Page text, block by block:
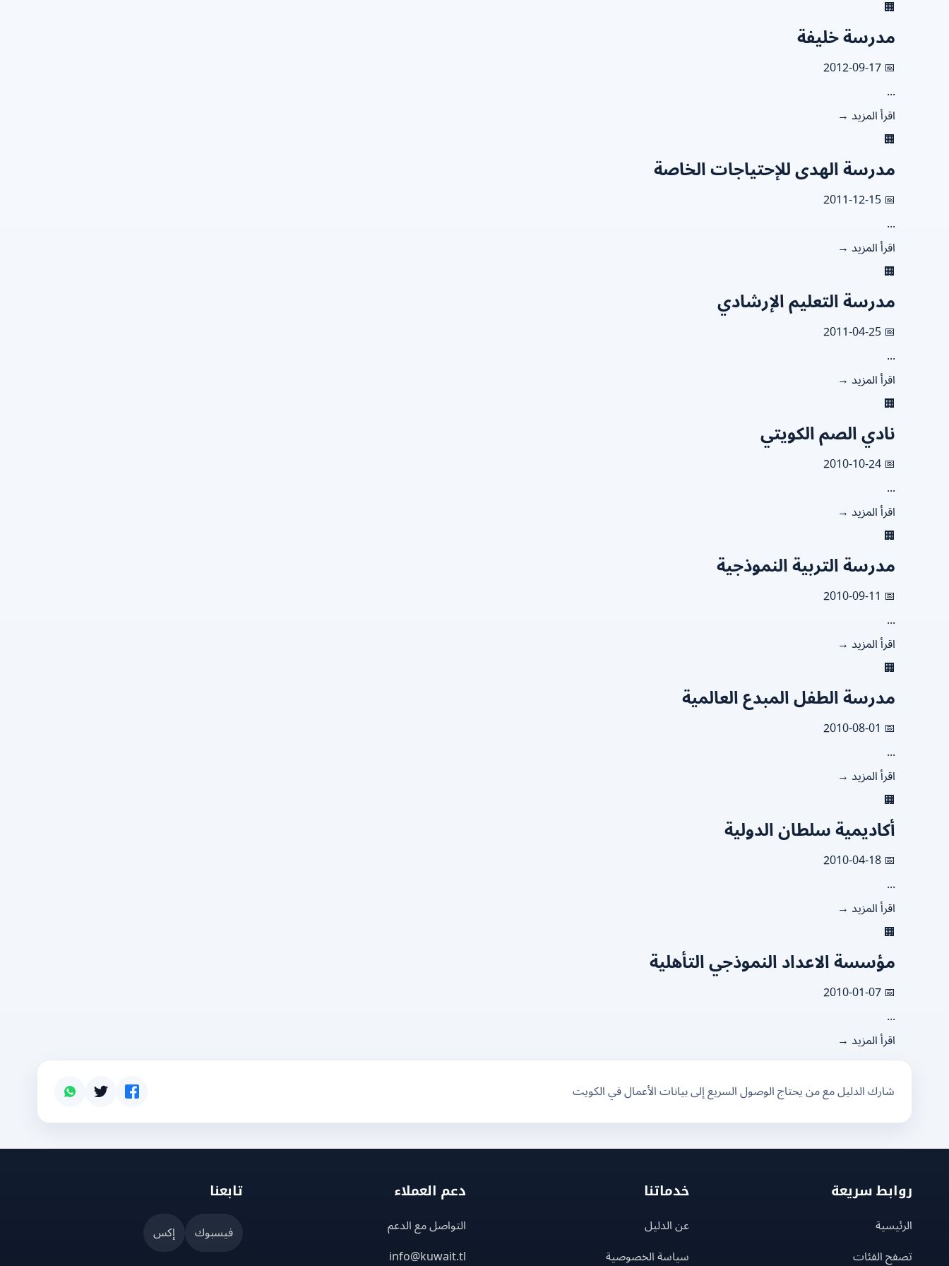
🏢
مدرسة خليفة
📅 2012-09-17
...
اقرأ المزيد →
🏢
مدرسة الهدى للإحتياجات الخاصة
📅 2011-12-15
...
اقرأ المزيد →
🏢
مدرسة التعليم الإرشادي
📅 2011-04-25
...
اقرأ المزيد →
🏢
نادي الصم الكويتي
📅 2010-10-24
...
اقرأ المزيد →
🏢
مدرسة التربية النموذجية
📅 2010-09-11
...
اقرأ المزيد →
🏢
مدرسة الطفل المبدع العالمية
📅 2010-08-01
...
اقرأ المزيد →
🏢
أكاديمية سلطان الدولية
📅 2010-04-18
...
اقرأ المزيد →
🏢
مؤسسة الاعداد النموذجي التأهلية
📅 2010-01-07
...
اقرأ المزيد →
شارك الدليل مع من يحتاج الوصول السريع إلى بيانات الأعمال في الكويت
روابط سريعة
الرئيسية
تصفح الفئات
خدماتنا
عن الدليل
سياسة الخصوصية
دعم العملاء
التواصل مع الدعم
info@kuwait.tl
تابعنا
فيسبوك إكس